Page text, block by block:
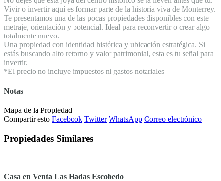
Vivir o invertir aquí es formar parte de la historia viva de Monterrey.
Te presentamos una de las pocas propiedades disponibles con este
metraje, orientación y potencial. Ideal para reconvertir o crear algo
totalmente nuevo.
Una propiedad con identidad histórica y ubicación estratégica. Si
estás buscando alto retorno y valor patrimonial, esta es tu señal para
invertir.
*El precio no incluye impuestos ni gastos notariales
Notas
Mapa de la Propiedad
Compartir esto Facebook Twitter WhatsApp Correo electrónico
Propiedades Similares
Casa en Venta Las Hadas Escobedo